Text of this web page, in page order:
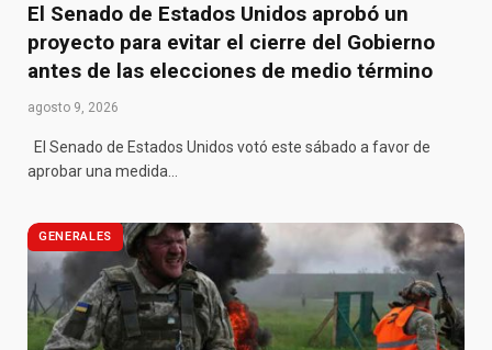
El Senado de Estados Unidos aprobó un
proyecto para evitar el cierre del Gobierno
antes de las elecciones de medio término
agosto 9, 2026
El Senado de Estados Unidos votó este sábado a favor de
aprobar una medida…
GENERALES